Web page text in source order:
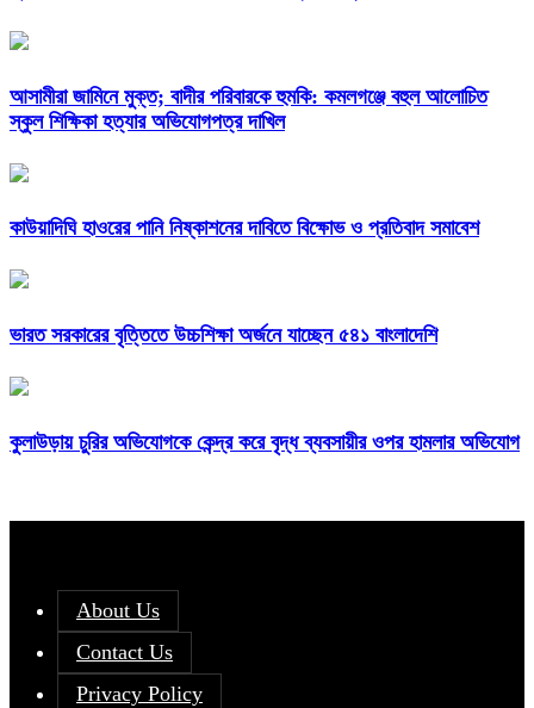
আসামীরা জামিনে মুক্ত; বাদীর পরিবারকে হুমকি: কমলগঞ্জে বহুল আলোচিত
স্কুল শিক্ষিকা হত্যার অভিযোগপত্র দাখিল
কাউয়াদিঘি হাওরের পানি নিষ্কাশনের দাবিতে বিক্ষোভ ও প্রতিবাদ সমাবেশ
ভারত সরকারের বৃত্তিতে উচ্চশিক্ষা অর্জনে যাচ্ছেন ৫৪১ বাংলাদেশি
কুলাউড়ায় চুরির অভিযোগকে কেন্দ্র করে বৃদ্ধ ব্যবসায়ীর ওপর হামলার অভিযোগ
About Us
Contact Us
Privacy Policy